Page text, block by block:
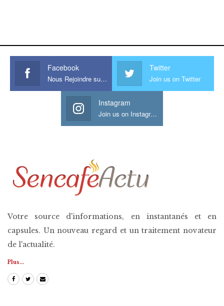
Facebook
Nous Rejoindre sur Facebook
Twitter
Join us on Twitter
Instagram
Join us on Instagram
Votre source d'informations, en instantanés et en
capsules. Un nouveau regard et un traitement novateur
de l'actualité.
Plus...